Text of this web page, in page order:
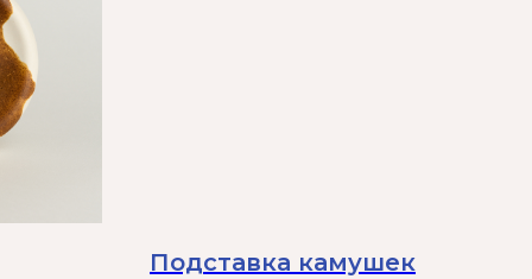
Подставка камушек